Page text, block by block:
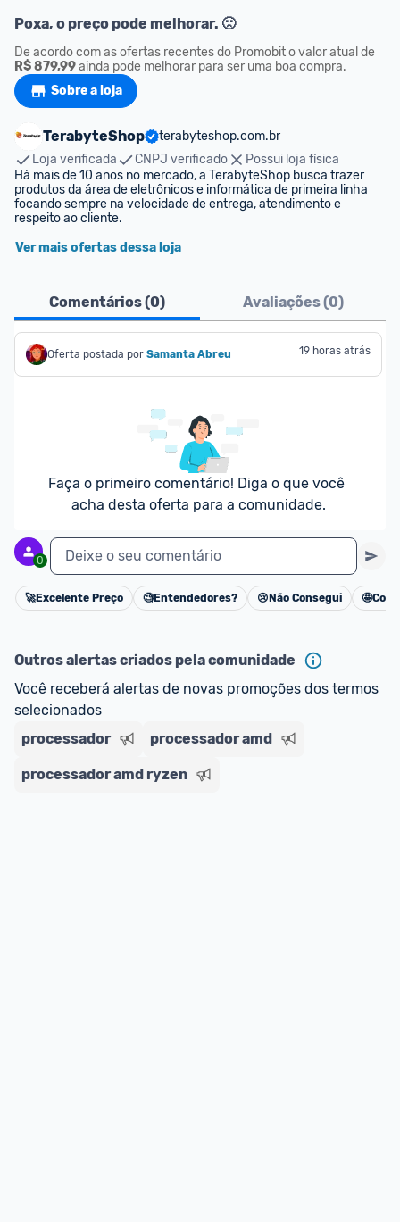
Poxa, o preço pode melhorar. 🙁
De acordo com as ofertas recentes do Promobit o valor atual de
R$ 879,99 ainda pode melhorar para ser uma boa compra.
Sobre a loja
TerabyteShop
terabyteshop.com.br
Loja verificada
CNPJ verificado
Possui loja física
Há mais de 10 anos no mercado, a TerabyteShop busca trazer
produtos da área de eletrônicos e informática de primeira linha
focando sempre na velocidade de entrega, atendimento e
respeito ao cliente.
Ver mais ofertas dessa loja
Comentários (0) Avaliações (0)
Oferta postada por Samanta Abreu 19 horas atrás
Faça o primeiro comentário! Diga o que você
acha desta oferta para a comunidade.
0 Deixe o seu comentário
Cancelar
🚀Excelente Preço 🧐Entendedores? 😢 Não Consegui 🤩
Outros alertas criados pela comunidade
Você receberá alertas de novas promoções dos termos
selecionados
processador
processador amd
processador amd ryzen